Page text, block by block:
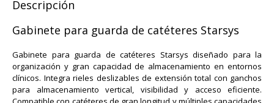
Descripción
Gabinete para guarda de catéteres Starsys
Gabinete para guarda de catéteres Starsys diseñado para la
organización y gran capacidad de almacenamiento en entornos
clínicos. Integra rieles deslizables de extensión total con ganchos
para almacenamiento vertical, visibilidad y acceso eficiente.